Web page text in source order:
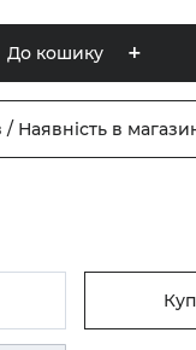
До кошику
/ Наявність в